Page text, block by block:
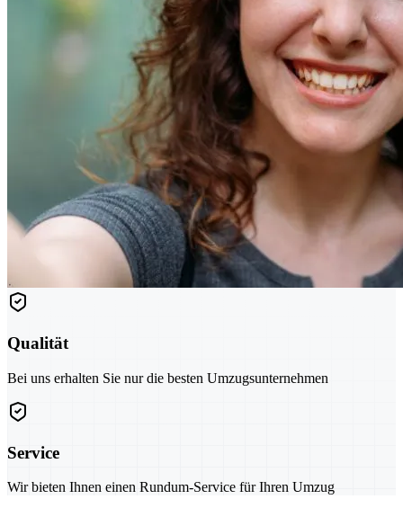
Qualität
Bei uns erhalten Sie nur die besten Umzugsunternehmen
Service
Wir bieten Ihnen einen Rundum-Service für Ihren Umzug